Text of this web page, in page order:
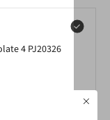
4 PJ20326